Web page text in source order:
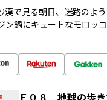
漠で見る朝日、迷路のよ
ン鍋にキュートなモロッ
Ｅ０８ 地球の歩